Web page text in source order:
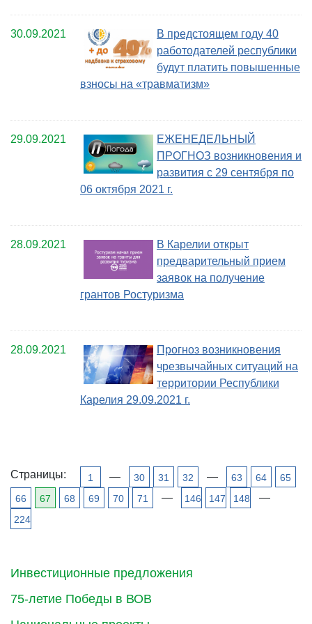
Инвестиционные предложения
75-летие Победы в ВОВ
30.09.2021
В предстоящем году 40
работодателей республики
будут платить повышенные
взносы на «травматизм»
29.09.2021
ЕЖЕНЕДЕЛЬНЫЙ
ПРОГНОЗ возникновения и
развития с 29 сентября по
06 октября 2021 г.
28.09.2021
В Карелии открыт
предварительный прием
заявок на получение
грантов Ростуризма
28.09.2021
Прогноз возникновения
чрезвычайных ситуаций на
территории Республики
Карелия 29.09.2021 г.
Страницы: 1 — 30 31 32 — 63 64
65
66
67 68 69 70 71 — 146 147 148 —
224